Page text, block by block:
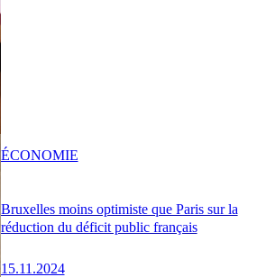
Bruxelles moins optimiste que Paris sur la
réduction du déficit public français
15.11.2024
ÉCONOMIE